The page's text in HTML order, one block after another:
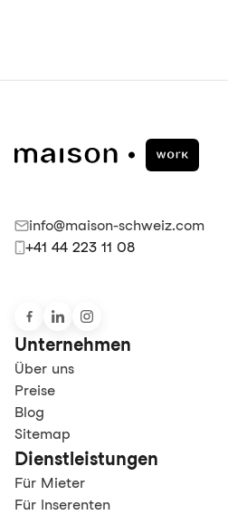
info@maison-schweiz.com
+41 44 223 11 08
Unternehmen
Über uns
Preise
Blog
Sitemap
Dienstleistungen
Für Mieter
Für Inserenten